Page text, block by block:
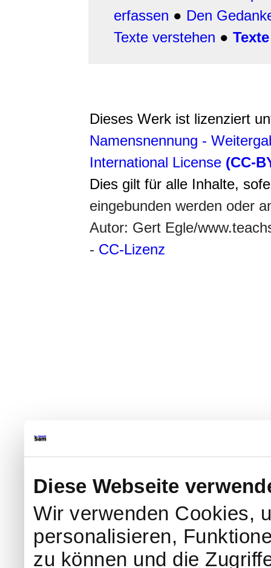
Diese Webseite
Wir verwenden Cookies,
personalisieren,
zu können und die
erfassen ● Den
Texte verstehen ●
Dieses Werk ist lizenziert
Namensnennung -
International License (CC-
Dies gilt für alle Inhalte,
eingebunden werden oder
Autor: Gert Egle/
- CC-Lizenz